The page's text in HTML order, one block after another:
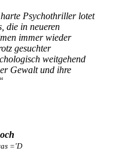
Psychothriller lotet
die in neueren
immer wieder
gesuchter
weitgehend
Gewalt und ihre
='D